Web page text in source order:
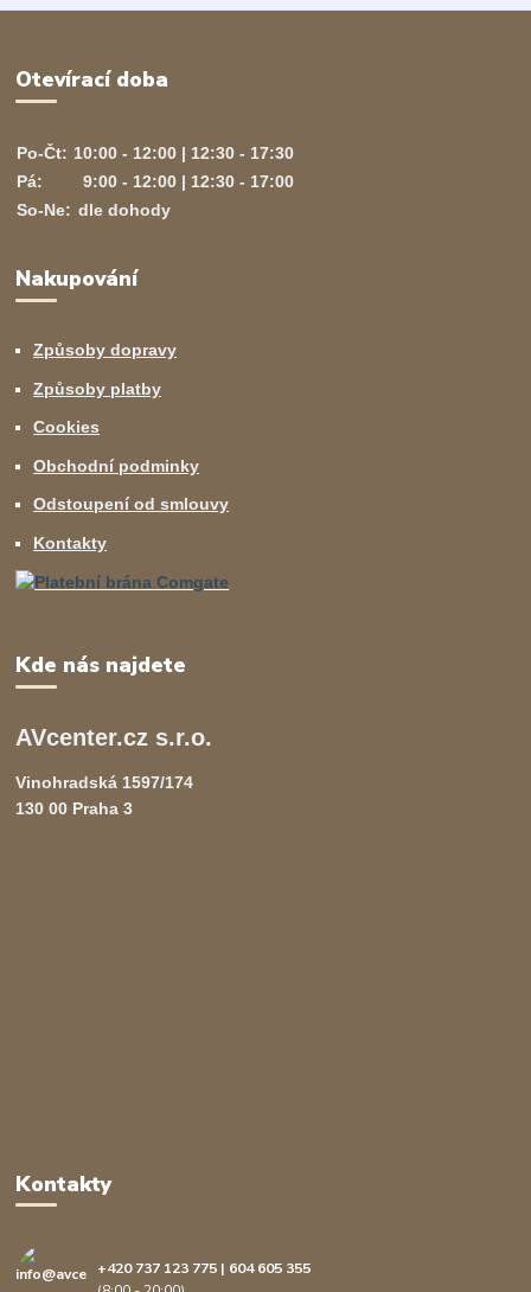
Otevírací doba
Po-Čt: 10:00 - 12:00 | 12:30 - 17:30
Pá:
9:00 - 12:00 | 12:30 - 17:00
So-Ne: dle dohody
Nakupování
Způsoby dopravy
Způsoby platby
Cookies
Obchodní podminky
Odstoupení od smlouvy
Kontakty
Kde nás najdete
AVcenter.cz s.r.o.
Vinohradská 1597/174
130 00 Praha 3
Kontakty
+420 737 123 775 | 604 605 355